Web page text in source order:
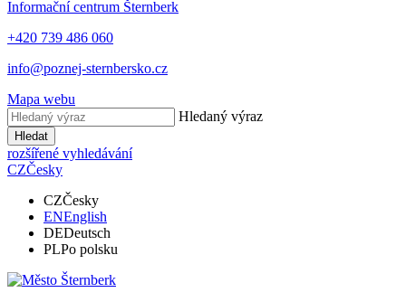
Informační centrum Šternberk
+420 739 486 060
info@poznej-sternbersko.cz
Mapa webu
Hledaný výraz
Hledat
rozšířené vyhledávání
CZČesky
CZČesky
ENEnglish
DEDeutsch
PLPo polsku